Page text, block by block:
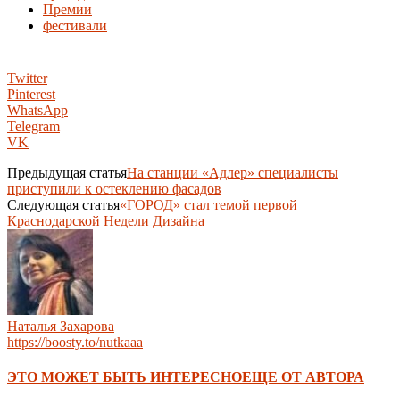
Премии
фестивали
Twitter
Pinterest
WhatsApp
Telegram
VK
Предыдущая статьяНа станции «Адлер» специалисты
приступили к остеклению фасадов
Следующая статья«ГОРОД» стал темой первой
Краснодарской Недели Дизайна
Наталья Захарова
https://boosty.to/nutkaaa
ЭТО МОЖЕТ БЫТЬ ИНТЕРЕСНОЕЩЕ ОТ АВТОРА